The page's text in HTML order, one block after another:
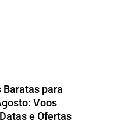
Baratas para
Voos
e Ofertas